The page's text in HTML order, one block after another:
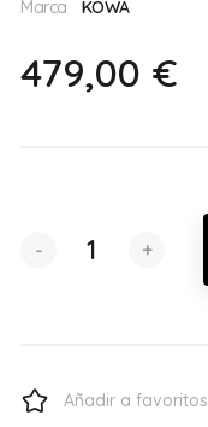
Marca
KOWA
479,00 €
- +
Añadir a favoritos